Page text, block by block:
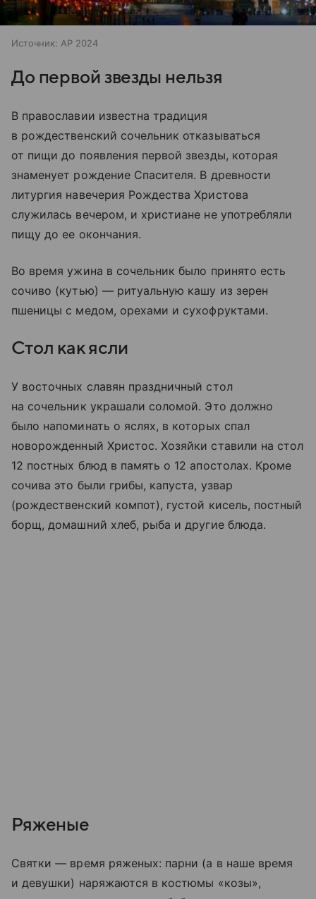
Источник: AP 2024
До первой звезды нельзя
В православии известна традиция
в рождественский сочельник отказываться
от пищи до появления первой звезды, которая
знаменует рождение Спасителя. В древности
литургия навечерия Рождества Христова
служилась вечером, и христиане не употребляли
пищу до ее окончания.
Во время ужина в сочельник было принято есть
сочиво (кутью) — ритуальную кашу из зерен
пшеницы с медом, орехами и сухофруктами.
Стол как ясли
У восточных славян праздничный стол
на сочельник украшали соломой. Это должно
было напоминать о яслях, в которых спал
новорожденный Христос. Хозяйки ставили на стол
12 постных блюд в память о 12 апостолах. Кроме
сочива это были грибы, капуста, узвар
(рождественский компот), густой кисель, постный
борщ, домашний хлеб, рыба и другие блюда.
Ряженые
Святки — время ряженых: парни (а в наше время
и девушки) наряжаются в костюмы «козы»,